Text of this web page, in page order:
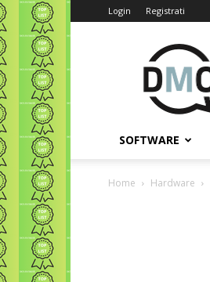
Login Registrati
SOFTWARE
Home Hardware